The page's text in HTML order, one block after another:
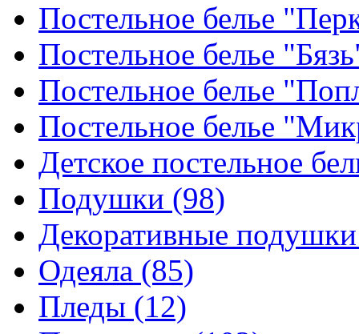
Постельное белье
Постельное белье
Постельное белье
Постельное белье
Детское постельное
Подушки (98)
Декоративные
Одеяла (85)
Пледы (12)